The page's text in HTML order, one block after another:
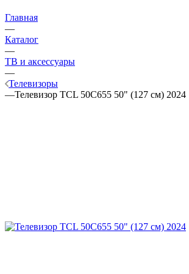
Главная
—
Каталог
—
ТВ и аксессуары
—
Телевизоры
—Телевизор TCL 50C655 50" (127 см) 2024